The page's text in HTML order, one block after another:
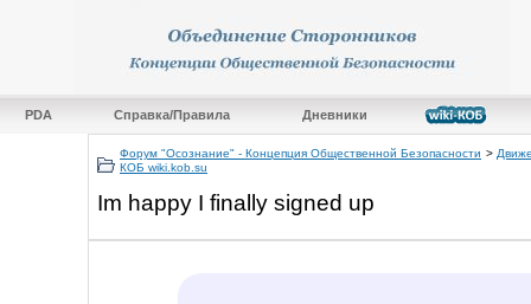
PDA Справка/Правила Дневники
Форум "Осознание" - Концепция Общественной Безопасности >
КОБ wiki.kob.su
Im happy I finally signed up